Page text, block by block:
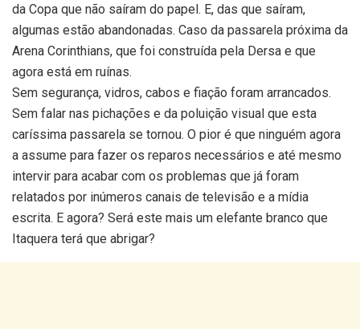
da Copa que não saíram do papel. E, das que saíram,
algumas estão abandonadas. Caso da passarela próxima da
Arena Corinthians, que foi construída pela Dersa e que
agora está em ruínas.
Sem segurança, vidros, cabos e fiação foram arrancados.
Sem falar nas pichações e da poluição visual que esta
caríssima passarela se tornou. O pior é que ninguém agora
a assume para fazer os reparos necessários e até mesmo
intervir para acabar com os problemas que já foram
relatados por inúmeros canais de televisão e a mídia
escrita. E agora? Será este mais um elefante branco que
Itaquera terá que abrigar?